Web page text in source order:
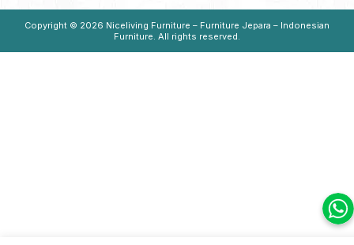
Copyright © 2026 Niceliving Furniture – Furniture Jepara – Indonesian
Furniture . All rights reserved.